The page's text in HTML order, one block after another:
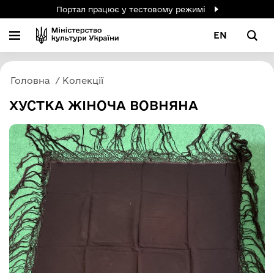
Портал працює у тестовому режимі
EN
Головна Колекції
ХУСТКА ЖІНОЧА ВОВНЯНА